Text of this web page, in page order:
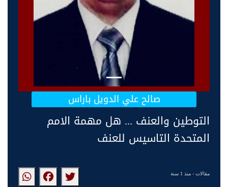
صالح علي الدويل باراس
التوطين والعنف ... هل مهمة الامم
المتحدة التاسيس للعنف
مقالات- منذ 1 سنة